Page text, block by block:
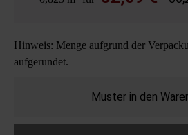
Hinweis: Menge aufgrund der
aufgerundet.
Muster in den